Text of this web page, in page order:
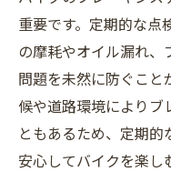
重要です。定期的な点
の摩耗やオイル漏れ、
問題を未然に防ぐこと
候や道路環境によりブ
ともあるため、定期的
安心してバイクを楽し